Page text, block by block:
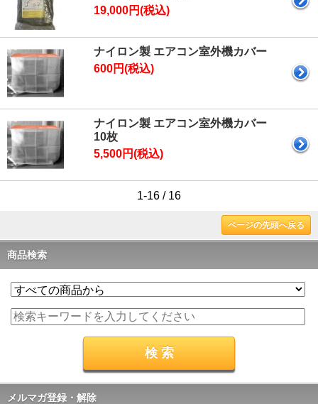
19,000円(税込)
ナイロン製 エアコン室外機カバー
600円(税込)
ナイロン製 エアコン室外機カバー
10枚
5,500円(税込)
1-16 / 16
ページの先頭へ戻る
商品検索
メルマガ登録・解除